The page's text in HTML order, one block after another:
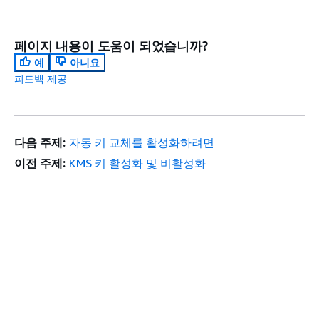
페이지 내용이 도움이 되었습니까?
예
아니요
피드백 제공
다음 주제: 자동 키 교체를 활성화하려면
이전 주제: KMS 키 활성화 및 비활성화